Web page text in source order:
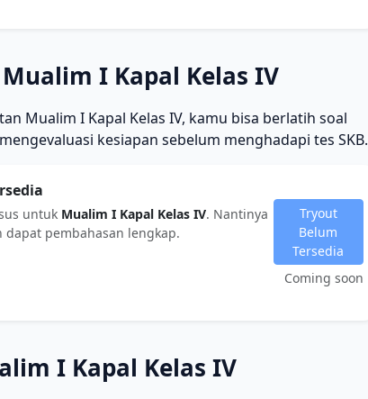
Mualim I Kapal Kelas IV
Mualim I Kapal Kelas IV, kamu bisa berlatih soal
kesiapan sebelum menghadapi tes SKB.
untuk Mualim I Kapal Kelas IV. Nantinya
pembahasan lengkap.
Tryout
Belum
Tersedia
Coming soon
I Kapal Kelas IV